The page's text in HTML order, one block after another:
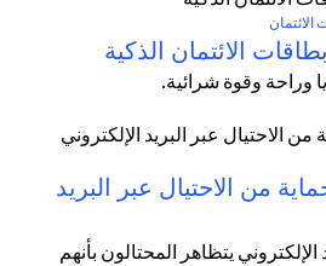
الائتمان
الائتمان الذكية
وراحة وقوة شرائية.
من الاحتيال عبر البريد
الإلكتروني يتظاهر المحتالون بأنهم